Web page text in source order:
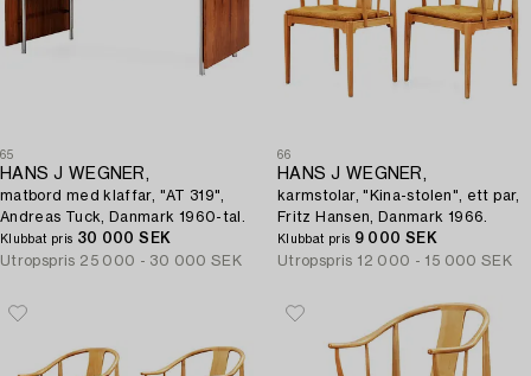
65
HANS J WEGNER,
matbord med klaffar, "AT 319",
Andreas Tuck, Danmark 1960-tal.
Klubbat pris 30 000 SEK
Utropspris 25 000 - 30 000 SEK
66
HANS J WEGNER,
karmstolar, "Kina-stolen", ett par,
Fritz Hansen, Danmark 1966.
Klubbat pris 9 000 SEK
Utropspris 12 000 - 15 000 SEK